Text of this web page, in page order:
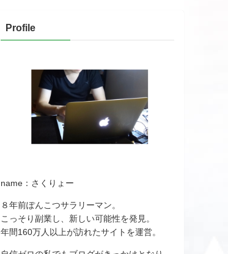
Profile
name：さくりょー
８年前ぽんこつサラリーマン。
こっそり副業し、新しい可能性を発見。
年間160万人以上が訪れたサイトを運営。